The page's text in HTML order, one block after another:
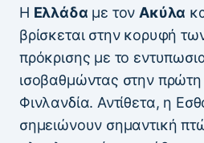
Η Ελλάδα με τον Ακύλα
βρίσκεται στην κορυφή
πρόκρισης με το
ισοβαθμώντας στην
Φινλανδία. Αντίθετα, η
σημειώνουν σημαντική